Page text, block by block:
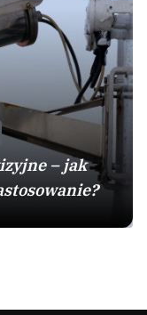
– jak